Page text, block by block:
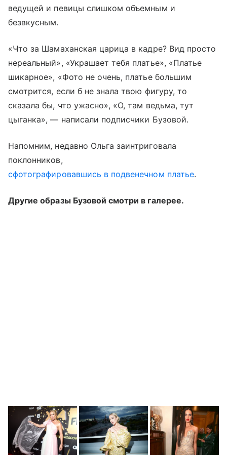
ведущей и певицы слишком объемным и
безвкусным.
«Что за Шамаханская царица в кадре? Вид просто
нереальный», «Украшает тебя платье», «Платье
шикарное», «Фото не очень, платье большим
смотрится, если б не знала твою фигуру, то
сказала бы, что ужасно», «О, там ведьма, тут
цыганка», — написали подписчики Бузовой.
Напомним, недавно Ольга заинтриговала
поклонников,
сфотографировавшись в подвенечном платье.
Другие образы Бузовой смотри в галерее.